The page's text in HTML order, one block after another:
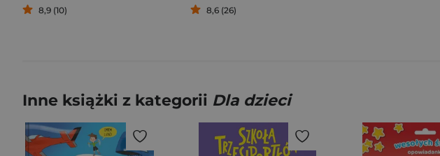
8,9 (10) 8,6 (26)
Inne książki z kategorii Dla dzieci